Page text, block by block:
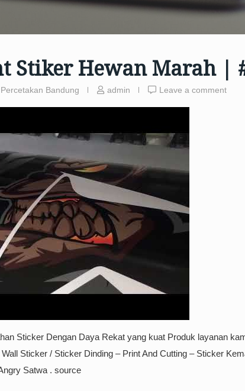
Stiker Hewan Marah |
Percetakan Bandung admin Leave a comment
Sticker Dengan Daya Rekat yang kuat Produk layanan
Sticker / Sticker Dinding – Print And Cutting – Sticker
Satwa . source